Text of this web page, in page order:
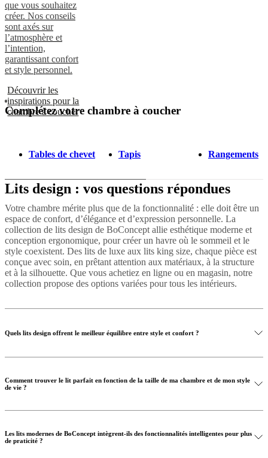
que vous souhaitez
créer. Nos conseils
sont axés sur
l’atmosphère et
l’intention,
garantissant confort
et style personnel.
Découvrir les
inspirations pour la
chambre à coucher
Complétez votre chambre à coucher
Tables de chevet Tapis Rangements
Lits design : vos questions répondues
Votre chambre mérite plus que de la fonctionnalité : elle doit être un
espace de confort, d’élégance et d’expression personnelle. La
collection de lits design de BoConcept allie esthétique moderne et
conception ergonomique, pour créer un havre où le sommeil et le
style coexistent. Des lits de luxe aux lits king size, chaque pièce est
conçue avec soin, en prêtant attention aux matériaux, à la structure
et à la silhouette. Que vous achetiez en ligne ou en magasin, notre
collection propose des options variées pour tous les intérieurs.
Quels lits design offrent le meilleur équilibre entre style et confort ?
Comment trouver le lit parfait en fonction de la taille de ma chambre et de mon style
de vie ?
Les lits modernes de BoConcept intègrent-ils des fonctionnalités intelligentes pour plus
de praticité ?